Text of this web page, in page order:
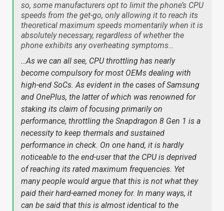
so, some manufacturers opt to limit the phone’s CPU
speeds from the get-go, only allowing it to reach its
theoretical maximum speeds momentarily when it is
absolutely necessary, regardless of whether the
phone exhibits any overheating symptoms…
…As we can all see, CPU throttling has nearly
become compulsory for most OEMs dealing with
high-end SoCs. As evident in the cases of Samsung
and OnePlus, the latter of which was renowned for
staking its claim of focusing primarily on
performance, throttling the Snapdragon 8 Gen 1 is a
necessity to keep thermals and sustained
performance in check. On one hand, it is hardly
noticeable to the end-user that the CPU is deprived
of reaching its rated maximum frequencies. Yet
many people would argue that this is not what they
paid their hard-earned money for. In many ways, it
can be said that this is almost identical to the